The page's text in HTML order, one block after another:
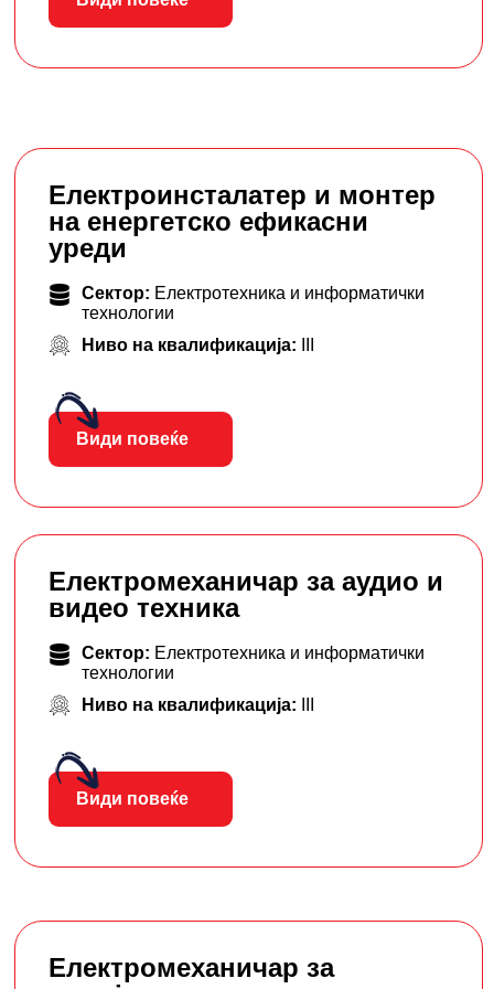
Електроинсталатер и монтер
на енергетско ефикасни
уреди
Сектор: Електротехника и информатички
технологии
Ниво на квалификација:
Види повеќе
Електромеханичар за аудио и
видео техника
Сектор: Електротехника и информатички
технологии
Ниво на квалификација:
Види повеќе
Електромеханичар за